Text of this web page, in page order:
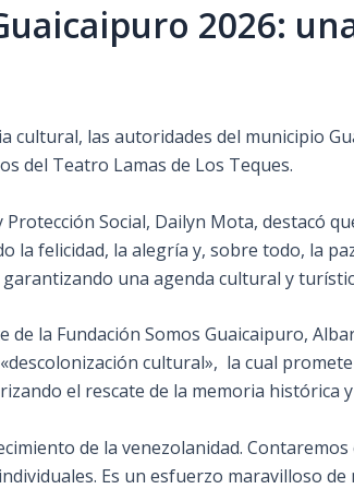
2026:
cultural, las autoridades del municipio
del Teatro Lamas de Los Teques.
Social, Dailyn Mota, destacó
la felicidad, la alegría y, sobre todo, la
una agenda cultural y
la Fundación Somos Guaicaipuro,
cultural», la cual
el rescate de la memoria histórica
de la venezolanidad.
Es un esfuerzo maravilloso